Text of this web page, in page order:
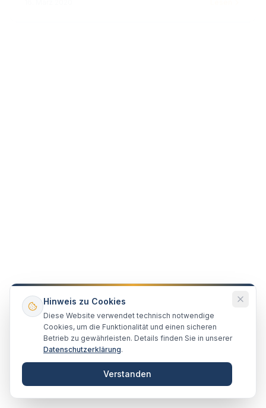
Hinweis zu Cookies
Diese Website verwendet technisch notwendige
Cookies, um die Funktionalität und einen sicheren
Betrieb zu gewährleisten. Details finden Sie in unserer
Datenschutzerklärung.
Verstanden
Neubau – Aufteilung – Erstverkauf
Die werdende Wohnungseigentümergemeinschaft
entsteht, wenn eine Auflassungsvormerkung für einen
Erwerber im Grundbuch eingetragen ist und dieser
Erwerber Besitz an der erworbenen Wohnung hat.
15. Februar 2020 Lesen